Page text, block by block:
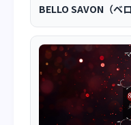
BELLO SAVON（ベ